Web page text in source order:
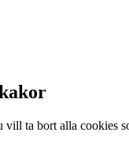
vill ta bort alla cookies